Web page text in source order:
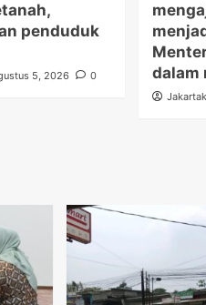
penduduk
5, 2026 0
dalam